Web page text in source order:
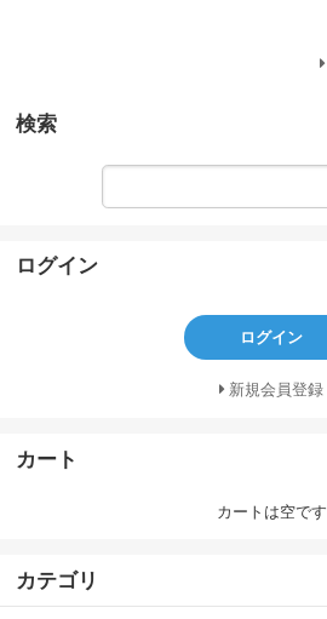
検索
ログイン
ログイン
新規会員登録
カート
カートは空です
カテゴリ